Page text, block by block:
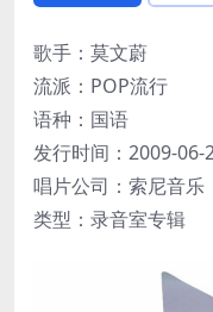
歌手：莫文蔚
流派：POP流行
语种：国语
发行时间：2009-06-
唱片公司：索尼音乐
类型：录音室专辑